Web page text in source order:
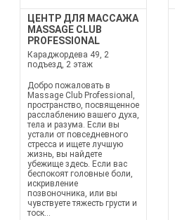
ЦЕНТР ДЛЯ МАССАЖА
MASSAGE CLUB
PROFESSIONAL
Караджордева 49, 2
подъезд, 2 этаж
Добро пожаловать в
Massage Club Professional,
пространство, посвященное
расслаблению вашего духа,
тела и разума. Если вы
устали от повседневного
стресса и ищете лучшую
жизнь, вы найдете
убежище здесь. Если вас
беспокоят головные боли,
искривление
позвоночника, или вы
чувствуете тяжесть грусти и
тоск...